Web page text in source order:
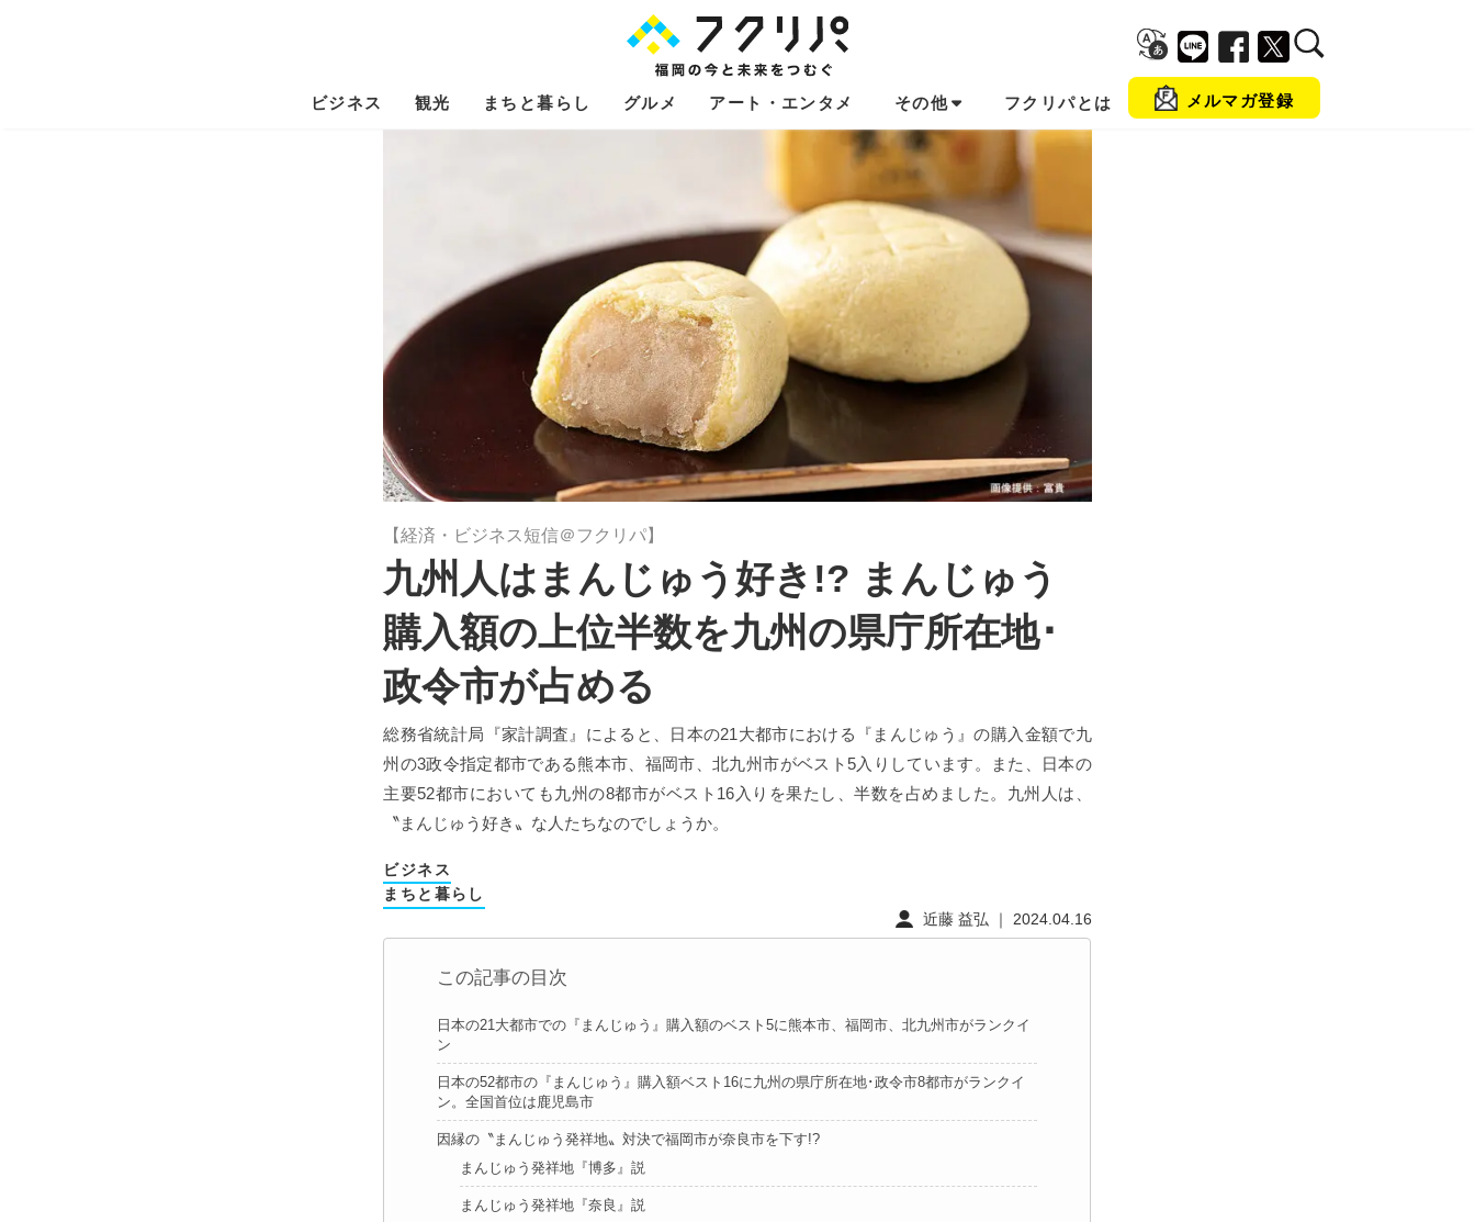
ビジネス 観光 まちと暮らし グルメ アート・エンタメ その他
これからのお金
福岡あるある
連載
不動産コラム
フクリパとは メルマガ登録
【経済・ビジネス短信＠フクリパ】
九州人はまんじゅう好き!? まんじゅう
購入額の上位半数を九州の県庁所在地･
政令市が占める
総務省統計局『家計調査』によると、日本の21大都市における『まんじゅう』の購入金額で九
州の3政令指定都市である熊本市、福岡市、北九州市がベスト5入りしています。また、日本の
主要52都市においても九州の8都市がベスト16入りを果たし、半数を占めました。九州人は、
〝まんじゅう好き〟な人たちなのでしょうか。
ビジネス
まちと暮らし
近藤 益弘 ｜ 2024.04.16
この記事の目次
日本の21大都市での『まんじゅう』購入額のベスト5に熊本市、福岡市、北九州市がランクイ
ン
日本の52都市の『まんじゅう』購入額ベスト16に九州の県庁所在地･政令市8都市がランクイ
ン。全国首位は鹿児島市
因縁の〝まんじゅう発祥地〟対決で福岡市が奈良市を下す!?
まんじゅう発祥地『博多』説
まんじゅう発祥地『奈良』説